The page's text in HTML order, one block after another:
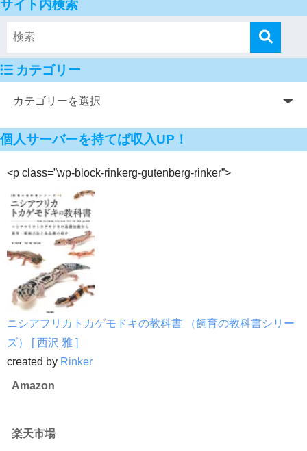
サイト内検索
カテゴリー
個人サーバーを持てば収入UP！
<p class=”wp-block-rinkerg-gutenberg-rinker”>
ニシアフリカトカゲモドキの教科書 （飼育の教科書シリー
ズ） [ 西沢 雅 ]
created by Rinker
Amazon
楽天市場